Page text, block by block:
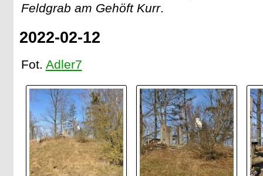
Feldgrab am Gehöft Kurr.
2022-02-12
Fot. Adler7